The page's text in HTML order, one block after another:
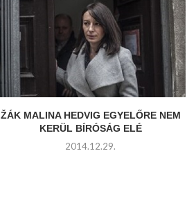
ŽÁK MALINA HEDVIG EGYELŐRE NEM
KERÜL BÍRÓSÁG ELÉ
2014.12.29.